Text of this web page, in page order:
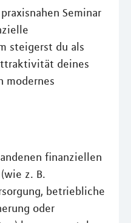
Seminar
steigerst du als
deines
modernes
finanziellen
z. B.
betriebliche
oder